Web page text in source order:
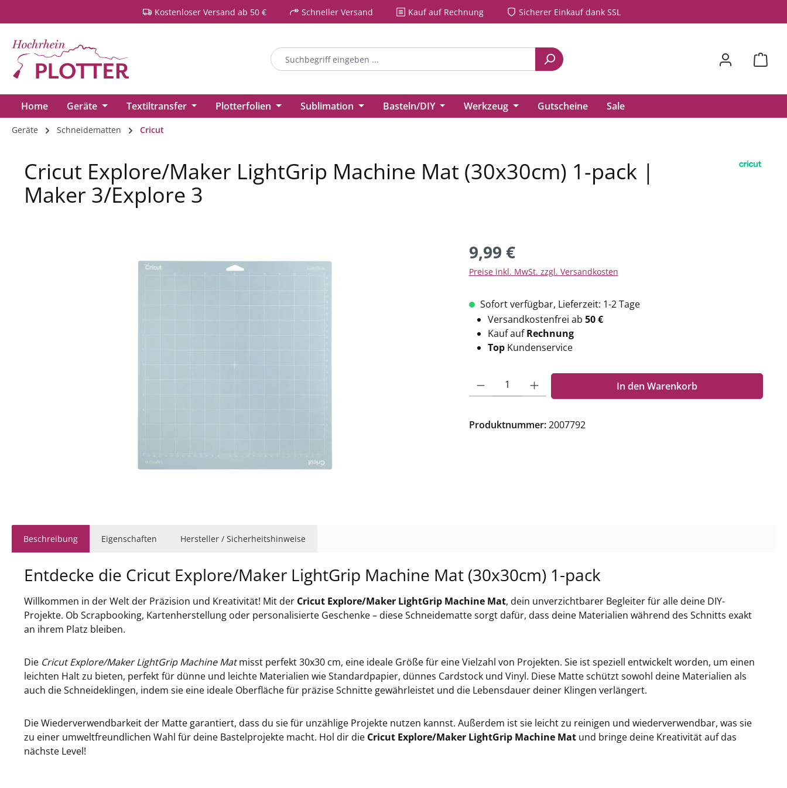
Zur Hauptnavigation springenKostenloser Versand ab 50 € Schneller Versand Kauf auf Rechnung Sicherer Einkauf dank SSL
Home Geräte Textiltransfer Plotterfolien Sublimation Basteln/DIY Werkzeug Gutscheine Sale
Geräte Schneidematten Cricut
Cricut Explore/Maker LightGrip Machine Mat (30x30cm) 1-pack |
Maker 3/Explore 3
9,99 €
Preise inkl. MwSt. zzgl. Versandkosten
Sofort verfügbar, Lieferzeit: 1-2 Tage
Versandkostenfrei ab 50 €
Kauf aufRechnung
TopKundenservice
Produkt Anzahl: Gib den gewünschten Wert ein oder benutze die Schaltflächen um die Anzahl zu
In den Warenkorb
Produktnummer:2007792
Beschreibung Eigenschaften Hersteller / Sicherheitshinweise
Entdecke die Cricut Explore/Maker LightGrip Machine Mat (30x30cm) 1-pack
Willkommen in der Welt der Präzision und Kreativität! Mit der Cricut Explore/Maker LightGrip Machine Mat, dein unverzichtbarer Begleiter für alle deine DIY-
Projekte. Ob Scrapbooking, Kartenherstellung oder personalisierte Geschenke – diese Schneidematte sorgt dafür, dass deine Materialien während des Schnitts exakt
an ihrem Platz bleiben.
Die Cricut Explore/Maker LightGrip Machine Matmisst perfekt 30x30 cm, eine ideale Größe für eine Vielzahl von Projekten. Sie ist speziell entwickelt worden, um einen
leichten Halt zu bieten, perfekt für dünne und leichte Materialien wie Standardpapier, dünnes Cardstock und Vinyl. Diese Matte schützt sowohl deine Materialien als
auch die Schneideklingen, indem sie eine ideale Oberfläche für präzise Schnitte gewährleistet und die Lebensdauer deiner Klingen verlängert.
Die Wiederverwendbarkeit der Matte garantiert, dass du sie für unzählige Projekte nutzen kannst. Außerdem ist sie leicht zu reinigen und wiederverwendbar, was sie
zu einer umweltfreundlichen Wahl für deine Bastelprojekte macht. Hol dir die Cricut Explore/Maker LightGrip Machine Mat und bringe deine Kreativität auf das
nächste Level!